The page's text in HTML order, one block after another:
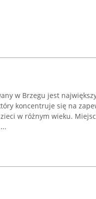
w Brzegu jest
koncentruje się na
w różnym wieku.